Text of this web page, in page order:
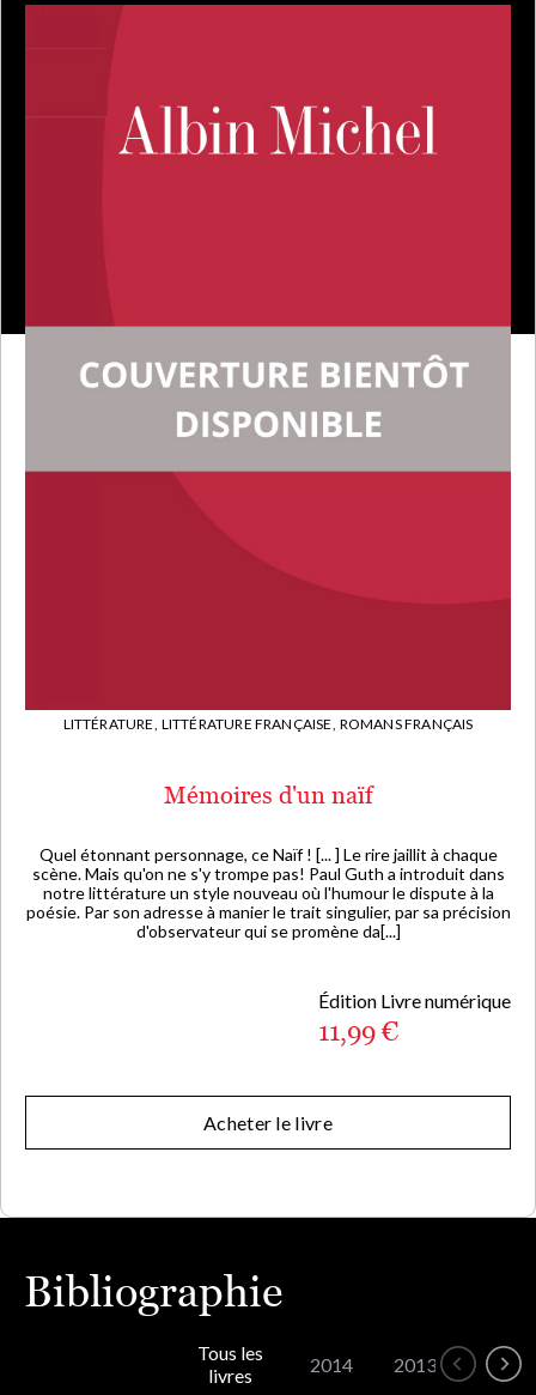
LITTÉRATURE, LITTÉRATURE FRANÇAISE, ROMANS FRANÇAIS
Mémoires d'un naïf
Quel étonnant personnage, ce Naïf ! [... ] Le rire jaillit à chaque
scène. Mais qu'on ne s'y trompe pas! Paul Guth a introduit dans
notre littérature un style nouveau où l'humour le dispute à la
poésie. Par son adresse à manier le trait singulier, par sa précision
d'observateur qui se promène da[...]
Édition Livre numérique
11,99 €
Acheter le livre
Bibliographie
Tous les
livres
2014 2013 2010